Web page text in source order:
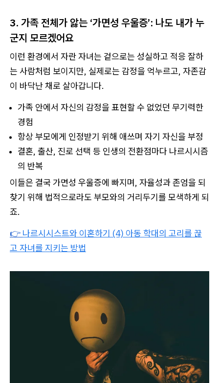
3. 가족 전체가 앓는 ‘가면성 우울증’: 나도 내가 누
군지 모르겠어요
이런 환경에서 자란 자녀는 겉으로는 성실하고 적응 잘하
는 사람처럼 보이지만, 실제로는 감정을 억누르고, 자존감
이 바닥난 채로 살아갑니다.
가족 안에서 자신의 감정을 표현할 수 없었던 무기력한
경험
항상 부모에게 인정받기 위해 애쓰며 자기 자신을 부정
결혼, 출산, 진로 선택 등 인생의 전환점마다 나르시시즘
의 반복
이들은 결국 가면성 우울증에 빠지며, 자율성과 존엄을 되
찾기 위해 법적으로라도 부모와의 거리두기를 모색하게 되
죠.
👉 나르시시스트와 이혼하기 (4) 아동 학대의 고리를 끊
고 자녀를 지키는 방법